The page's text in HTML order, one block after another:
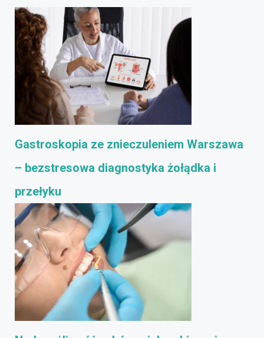
Gastroskopia ze znieczuleniem Warszawa
– bezstresowa diagnostyka żołądka i
przełyku